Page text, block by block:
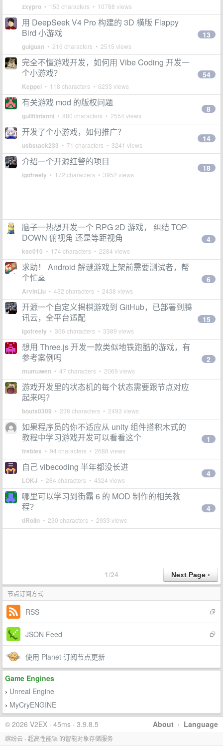
zxypro • 153 characters • 10788 views
用 DeepSeek V4 Pro 构建的 3D 横版 Flappy
Bird 小游戏
guiguan • 216 characters • 2515 views
13
完全不懂游戏开发，如何用 Vibe Coding 开发一
个小游戏？
Keppel • 118 characters • 6233 views
54
有关游戏 mod 的版权问题
gullitintanni • 880 characters • 2554 views
8
开发了个小游戏，如何推广？
usbstack233 • 71 characters • 3241 views
14
介绍一个开源红警的项目
igofreely • 172 characters • 3952 views
18
脑子一热想开发一个 RPG 2D 游戏， 纠结 TOP-
DOWN 俯视角 还是等距视角
ksc010 • 174 characters • 2284 views
4
求助！ Android 解谜游戏上架前需要测试者，帮
个忙🙏
ArvinLiu • 432 characters • 2438 views
6
开源一个自定义揭棋游戏到 GitHub，已部署到腾
讯云，全平台适配
igofreely • 366 characters • 3389 views
15
想用 Three.js 开发一款类似地铁跑酷的游戏，有
参考案例吗
mumuwen • 47 characters • 2069 views
2
游戏开发里的状态机的每个状态需要跟节点对应
起来吗？
bouts0309 • 238 characters • 2493 views
如果程序员的你不适应从 unity 组件搭积木式的
教程中学习游戏开发可以看看这个
treblex • 94 characters • 2688 views
1
自己 vibecoding 半年都没长进
LOKJ • 284 characters • 4324 views
4
哪里可以学习到街霸 6 的 MOD 制作的相关教
程？
tiRolin • 230 characters • 2933 views
4
1/24
节点订阅方式
RSS
JSON Feed
使用 Planet 订阅节点更新
Game Engines
› Unreal Engine
› MyCryENGINE
About · Language
© 2026 V2EX · 45ms · 3.9.8.5
缤纷云 - 超高性能🚀 的智能对象存储服务